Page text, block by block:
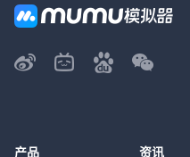
产品 资讯